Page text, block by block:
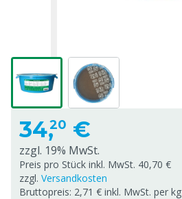
34,20 €
zzgl. 19% MwSt.
Preis pro Stück inkl. MwSt. 40,70 €
zzgl. Versandkosten
Bruttopreis: 2,71 € inkl. MwSt. per kg